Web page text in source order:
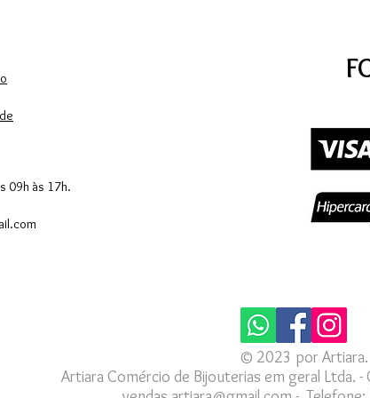
09h às 17h.
© 2023 por Artiara.
Artiara Comércio de Bijouterias em geral Ltda.